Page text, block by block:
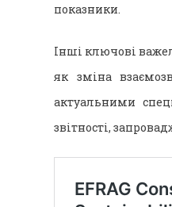
показники.
Інші ключові
як зміна
актуальними
звітності,